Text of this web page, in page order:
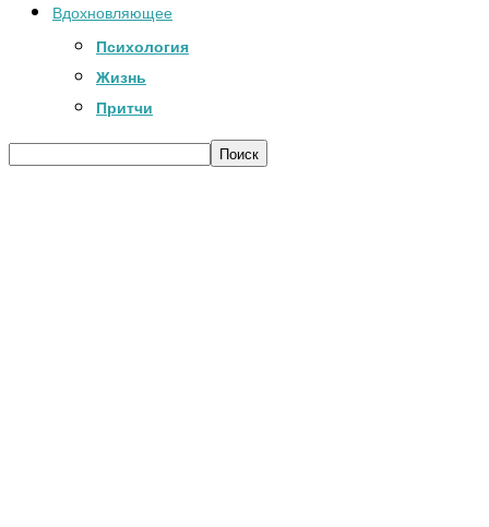
Вдохновляющее
Психология
Жизнь
Притчи